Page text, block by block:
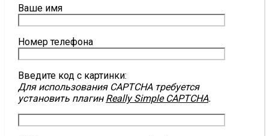
Ваше имя
Номер телефона
Введите код с картинки:
Для использования CAPTCHA требуется
установить плагин Really Simple CAPTCHA.